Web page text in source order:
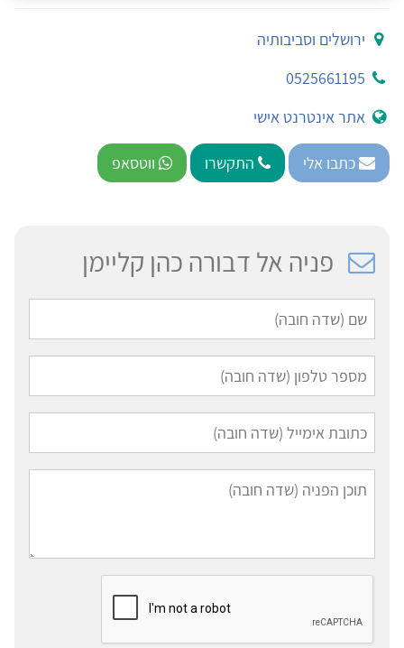
ירושלים וסביבותיה
0525661195
אתר אינטרנט אישי
כתבו אלי התקשרו ווטסאפ
פניה אל דבורה כהן קליימן